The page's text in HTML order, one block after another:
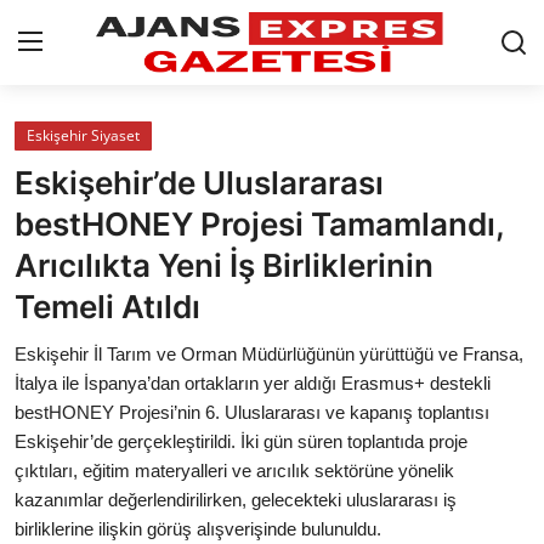
GİRİŞ YAP
AnaSayfa
Eskişehir Siyaset
Siyaset
Türkiye Gündemi
Yerel
Siber Güvenlik
Eğitim
Eskişehir Siyaset
Eskişehir’de Uluslararası
bestHONEY Projesi Tamamlandı,
Arıcılıkta Yeni İş Birliklerinin
Temeli Atıldı
Eskişehir İl Tarım ve Orman Müdürlüğünün yürüttüğü ve Fransa,
İtalya ile İspanya’dan ortakların yer aldığı Erasmus+ destekli
bestHONEY Projesi’nin 6. Uluslararası ve kapanış toplantısı
Eskişehir’de gerçekleştirildi. İki gün süren toplantıda proje
çıktıları, eğitim materyalleri ve arıcılık sektörüne yönelik
kazanımlar değerlendirilirken, gelecekteki uluslararası iş
birliklerine ilişkin görüş alışverişinde bulunuldu.